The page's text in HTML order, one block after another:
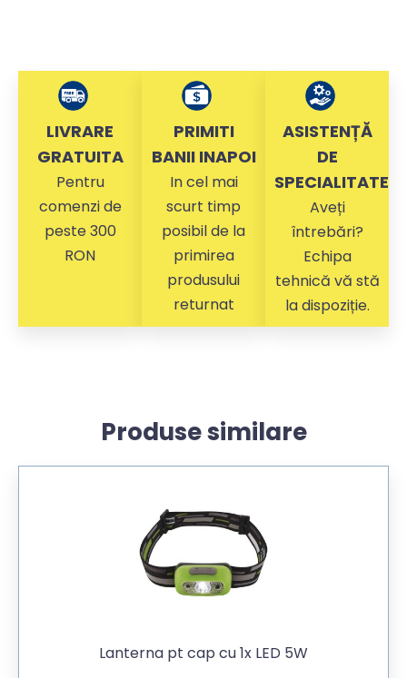
LIVRARE
GRATUITA
Pentru
comenzi de
peste 300
RON
PRIMITI
BANII INAPOI
In cel mai
scurt timp
posibil de la
primirea
produsului
returnat
ASISTENȚĂ
DE
SPECIALITATE
Aveți
întrebări?
Echipa
tehnică vă stă
la dispoziție.
Produse similare
Lanterna pt cap cu 1x LED 5W